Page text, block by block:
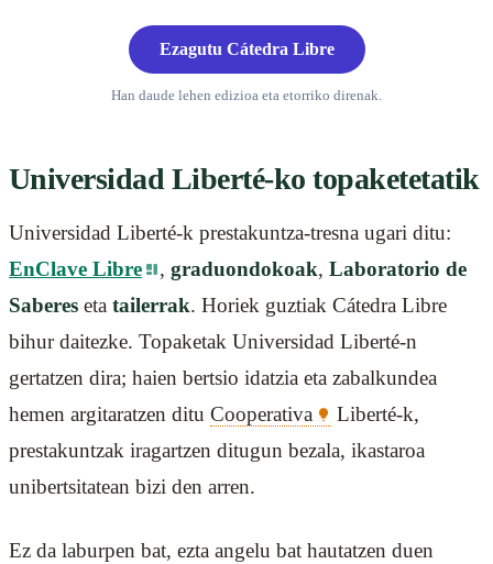
Ezagutu Cátedra Libre
Han daude lehen edizioa eta etorriko direnak.
Universidad Liberté-ko topaketetatik
Universidad Liberté-k prestakuntza-tresna ugari ditu:
EnClave Libre
, graduondokoak, Laboratorio de
Saberes eta tailerrak. Horiek guztiak Cátedra Libre
bihur daitezke. Topaketak Universidad Liberté-n
gertatzen dira; haien bertsio idatzia eta zabalkundea
hemen argitaratzen ditu Cooperativa
Liberté-k,
prestakuntzak iragartzen ditugun bezala, ikastaroa
unibertsitatean bizi den arren.
Ez da laburpen bat, ezta angelu bat hautatzen duen